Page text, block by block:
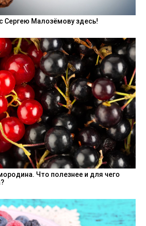
Сергею Малозёмову здесь!
Что полезнее и для чего